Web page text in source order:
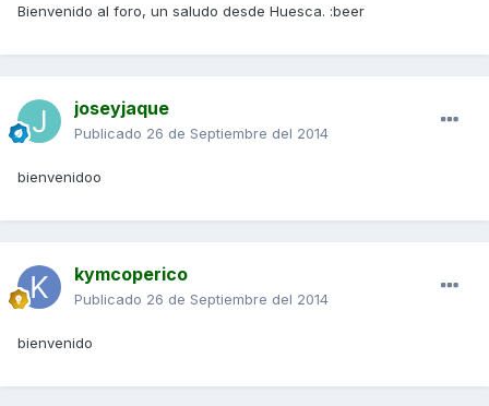
Bienvenido al foro, un saludo desde Huesca. :beer
joseyjaque
Publicado 26 de Septiembre del 2014
bienvenidoo
kymcoperico
Publicado 26 de Septiembre del 2014
bienvenido